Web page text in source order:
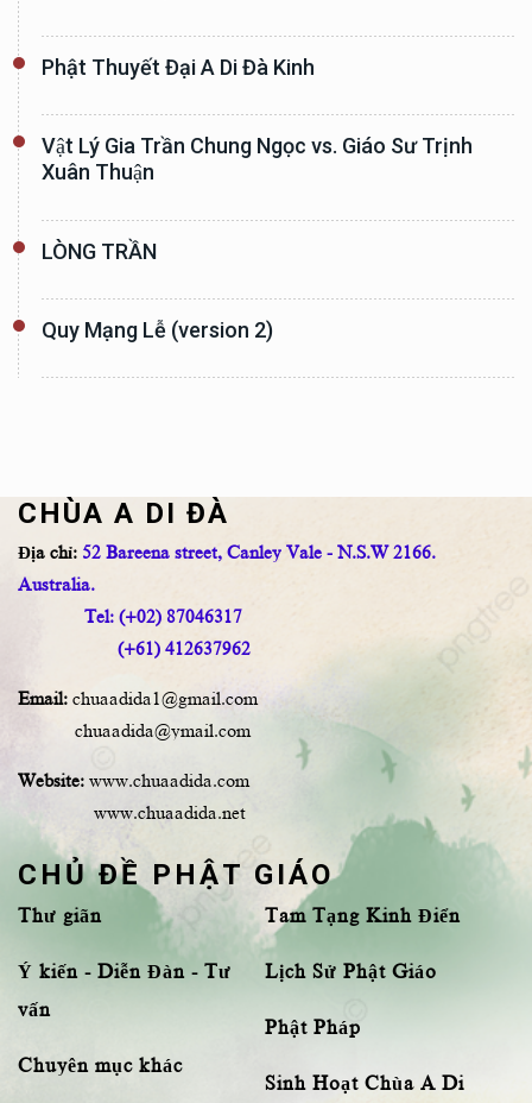
Phật Thuyết Đại A Di Đà Kinh
Vật Lý Gia Trần Chung Ngọc vs. Giáo Sư Trịnh
Xuân Thuận
LÒNG TRẦN
Quy Mạng Lễ (version 2)
CHÙA A DI ĐÀ
Địa chỉ: 52 Bareena street, Canley Vale - N.S.W 2166.
Australia.
Tel: (+02) 87046317
(+61) 412637962
Email: chuaadida1@gmail.com
chuaadida@ymail.com
Website: www.chuaadida.com
www.chuaadida.net
CHỦ ĐỀ PHẬT GIÁO
Thư giãn
Ý kiến - Diễn Đàn - Tư
vấn
Chuyên mục khác
Tam Tạng Kinh Điển
Lịch Sử Phật Giáo
Phật Pháp
Sinh Hoạt Chùa A Di